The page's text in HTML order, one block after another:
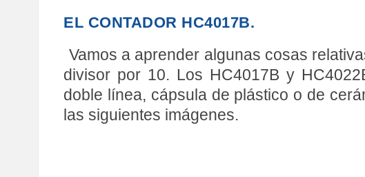
EL CONTADOR HC4017B.
Vamos a aprender algunas cosas
divisor por 10. Los HC4017B y
doble línea, cápsula de plástico o de
las siguientes imágenes.